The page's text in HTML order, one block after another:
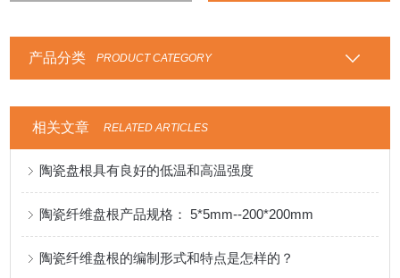
产品分类 PRODUCT CATEGORY
相关文章 RELATED ARTICLES
陶瓷盘根具有良好的低温和高温强度
陶瓷纤维盘根产品规格： 5*5mm--200*200mm
陶瓷纤维盘根的编制形式和特点是怎样的？